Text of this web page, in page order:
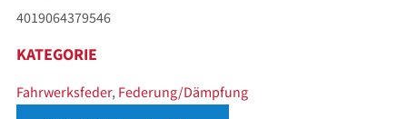
4019064379546
KATEGORIE
Fahrwerksfeder, Federung/Dämpfung